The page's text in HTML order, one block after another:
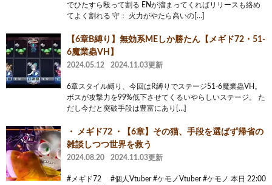
でひたすら殴って割る ENが溜まってくればリリースも絡め
てよく割れる 守： 火力がやたら高いの[…]
【6章B縛り】無効系MEしか勝たん【メギド72・51-
6魔業蟲VH】
2024.05.12 2024.11.03更新
6章スタイル縛り、今回はR縛りでステージ51-6魔業蟲VH。
ボスが攻撃力を99%低下させてくるいやらしいステージ。 た
だし今だと突破手段は豊富にあり[…]
・ メギド72 ・【6章】その猫、手段を選ばず帰省の
雑談しつつ世界を救う
2024.08.20 2024.11.03更新
#メギド72 #個人Vtuber #ケモノVtuber #ケモノ 本日 22:00